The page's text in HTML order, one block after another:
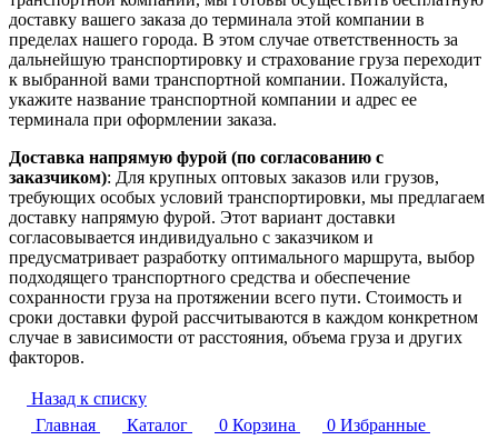
доставку вашего заказа до терминала этой компании в
пределах нашего города. В этом случае ответственность за
дальнейшую транспортировку и страхование груза переходит
к выбранной вами транспортной компании. Пожалуйста,
укажите название транспортной компании и адрес ее
терминала при оформлении заказа.
Доставка напрямую фурой (по согласованию с
заказчиком): Для крупных оптовых заказов или грузов,
требующих особых условий транспортировки, мы предлагаем
доставку напрямую фурой. Этот вариант доставки
согласовывается индивидуально с заказчиком и
предусматривает разработку оптимального маршрута, выбор
подходящего транспортного средства и обеспечение
сохранности груза на протяжении всего пути. Стоимость и
сроки доставки фурой рассчитываются в каждом конкретном
случае в зависимости от расстояния, объема груза и других
факторов.
Назад к списку
Главная
Каталог 0 Корзина 0 Избранные